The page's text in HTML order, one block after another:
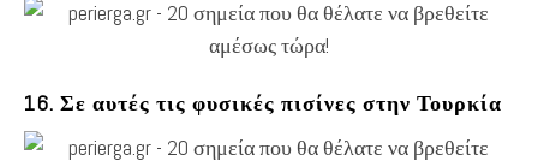
16. Σε αυτές τις φυσικές πισίνες στην Τουρκία